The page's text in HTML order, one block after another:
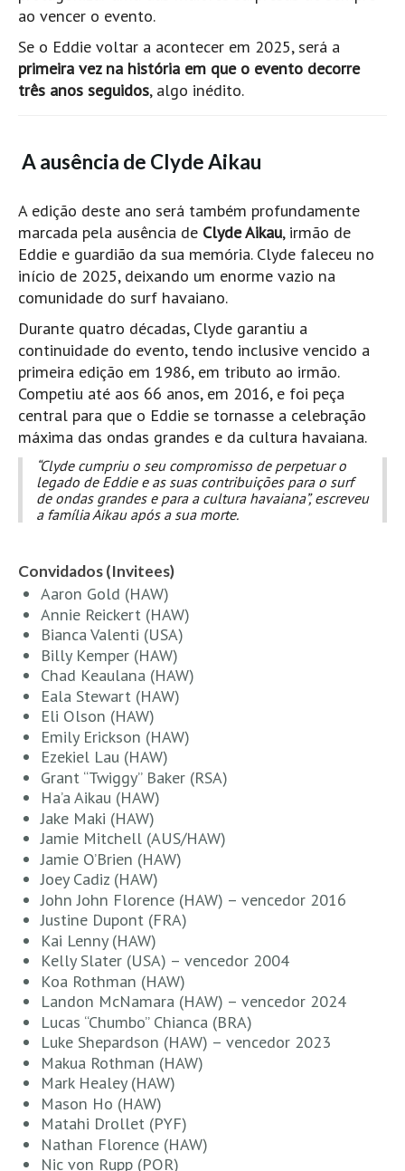
Ericeira Praias Sul HD
SINTRA
Praia Grande HD
Guincho Norte
Carcavelos HD
Carcavelos Secret HD
COSTA DA CAPARICA HD
Costa da Caparica - Praia Norte HD
Costa da Caparica - Praia CDS - HD
Costa da Caparica - Marcelino Beach Cafe HD
Costa da Caparica - Fonte da Telha HD
ALENTEJO / ALGARVE
Monte Clérigo HD - O sargo
Faro Surf Spot HD
Fuzeta
Fuzeta Vista Mar HD
MADEIRA
Machico HD
Laje, Contreiras e Ribeira da Janela HD
Seixal HD
BALI / INDONÉSIA
Bali - Kuta e Kuta Reef HD
Bali - Keramas HD
Bali - Uluwatu HD
Ver Todas
Entrevistas
Nacionais
Internacionais
Exclusivas
Perfil da semana
Análises
Podcast Pulsar do Surf
Opinião
ao vencer o evento.
Se o Eddie voltar a acontecer em 2025, será a
primeira vez na história em que o evento decorre
três anos seguidos, algo inédito.
A ausência de Clyde Aikau
A edição deste ano será também profundamente
marcada pela ausência de Clyde Aikau, irmão de
Eddie e guardião da sua memória. Clyde faleceu no
início de 2025, deixando um enorme vazio na
comunidade do surf havaiano.
Durante quatro décadas, Clyde garantiu a
continuidade do evento, tendo inclusive vencido a
primeira edição em 1986, em tributo ao irmão.
Competiu até aos 66 anos, em 2016, e foi peça
central para que o Eddie se tornasse a celebração
máxima das ondas grandes e da cultura havaiana.
“Clyde cumpriu o seu compromisso de perpetuar o
legado de Eddie e as suas contribuições para o surf
de ondas grandes e para a cultura havaiana”, escreveu
a família Aikau após a sua morte.
Convidados (Invitees)
Aaron Gold (HAW)
Annie Reickert (HAW)
Bianca Valenti (USA)
Billy Kemper (HAW)
Chad Keaulana (HAW)
Eala Stewart (HAW)
Eli Olson (HAW)
Emily Erickson (HAW)
Ezekiel Lau (HAW)
Grant “Twiggy” Baker (RSA)
Ha’a Aikau (HAW)
Jake Maki (HAW)
Jamie Mitchell (AUS/HAW)
Jamie O’Brien (HAW)
Joey Cadiz (HAW)
John John Florence (HAW) – vencedor 2016
Justine Dupont (FRA)
Kai Lenny (HAW)
Kelly Slater (USA) – vencedor 2004
Koa Rothman (HAW)
Landon McNamara (HAW) – vencedor 2024
Lucas “Chumbo” Chianca (BRA)
Luke Shepardson (HAW) – vencedor 2023
Makua Rothman (HAW)
Mark Healey (HAW)
Mason Ho (HAW)
Matahi Drollet (PYF)
Nathan Florence (HAW)
Nic von Rupp (POR)